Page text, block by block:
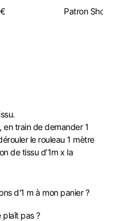
€ Patron Short
en train de demander 1
le rouleau 1 mètre
de tissu d’1m x la
d'1 m à mon panier ?
plaît pas ?